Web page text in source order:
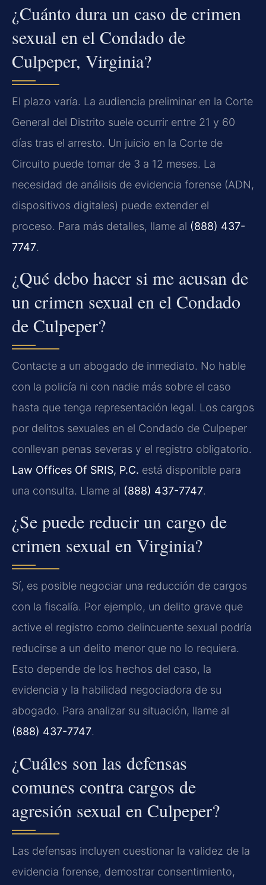
¿Cuánto dura un caso de crimen
sexual en el Condado de
Culpeper, Virginia?
El plazo varía. La audiencia preliminar en la Corte
General del Distrito suele ocurrir entre 21 y 60
días tras el arresto. Un juicio en la Corte de
Circuito puede tomar de 3 a 12 meses. La
necesidad de análisis de evidencia forense (ADN,
dispositivos digitales) puede extender el
proceso. Para más detalles, llame al (888) 437-
7747.
¿Qué debo hacer si me acusan de
un crimen sexual en el Condado
de Culpeper?
Contacte a un abogado de inmediato. No hable
con la policía ni con nadie más sobre el caso
hasta que tenga representación legal. Los cargos
por delitos sexuales en el Condado de Culpeper
conllevan penas severas y el registro obligatorio.
Law Offices Of SRIS, P.C. está disponible para
una consulta. Llame al (888) 437-7747.
¿Se puede reducir un cargo de
crimen sexual en Virginia?
Sí, es posible negociar una reducción de cargos
con la fiscalía. Por ejemplo, un delito grave que
active el registro como delincuente sexual podría
reducirse a un delito menor que no lo requiera.
Esto depende de los hechos del caso, la
evidencia y la habilidad negociadora de su
abogado. Para analizar su situación, llame al
(888) 437-7747.
¿Cuáles son las defensas
comunes contra cargos de
agresión sexual en Culpeper?
Las defensas incluyen cuestionar la validez de la
evidencia forense, demostrar consentimiento,